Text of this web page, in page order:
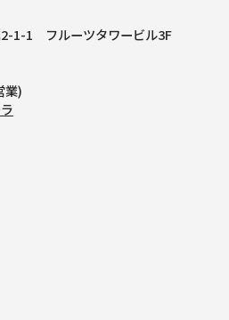
2-1-1
フルーツタワービル3F
業)